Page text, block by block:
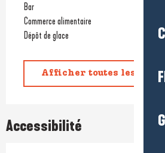
Bar
Commerce alimentaire
Dépôt de glace
Afficher toutes les
Accessibilité